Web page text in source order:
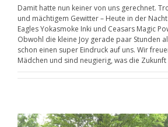
Damit hatte nun keiner von uns gerechnet.
und mächtigem Gewitter – Heute in der
Eagles Yokasmoke Inki und Ceasars Magic
Obwohl die kleine Joy gerade paar Stunden
schon einen super Eindruck auf uns. Wir
Mädchen und sind neugierig, was die